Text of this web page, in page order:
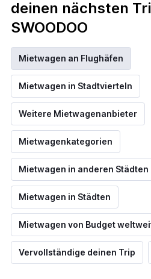
deinen nächsten
SWOODOO
Mietwagen an Flughäfen
Mietwagen in Stadtvierteln
Weitere Mietwagenanbieter
Mietwagenkategorien
Mietwagen in anderen Städten
Mietwagen in Städten
Mietwagen von Budget
Vervollständige deinen Trip